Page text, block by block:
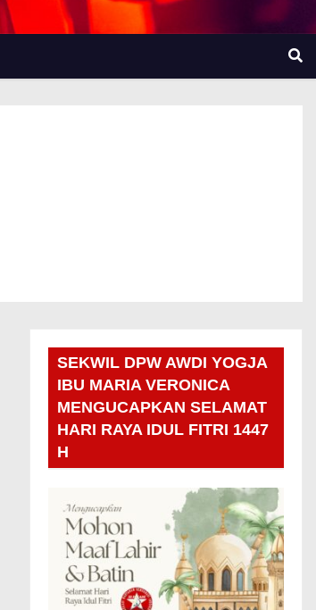
SEKWIL DPW AWDI YOGJA
IBU MARIA VERONICA
MENGUCAPKAN SELAMAT
HARI RAYA IDUL FITRI 1447
H